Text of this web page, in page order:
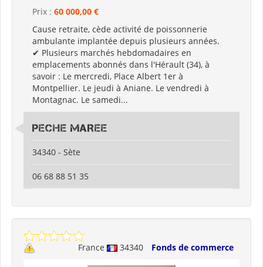
Prix : 60 000,00 €
Cause retraite, cède activité de poissonnerie
ambulante implantée depuis plusieurs années.
✔ Plusieurs marchés hebdomadaires en
emplacements abonnés dans l'Hérault (34), à
savoir : Le mercredi, Place Albert 1er à
Montpellier. Le jeudi à Aniane. Le vendredi à
Montagnac. Le samedi...
PECHE MAREE
34340 - Sète
06 68 88 51 35
France 34340 Fonds de commerce